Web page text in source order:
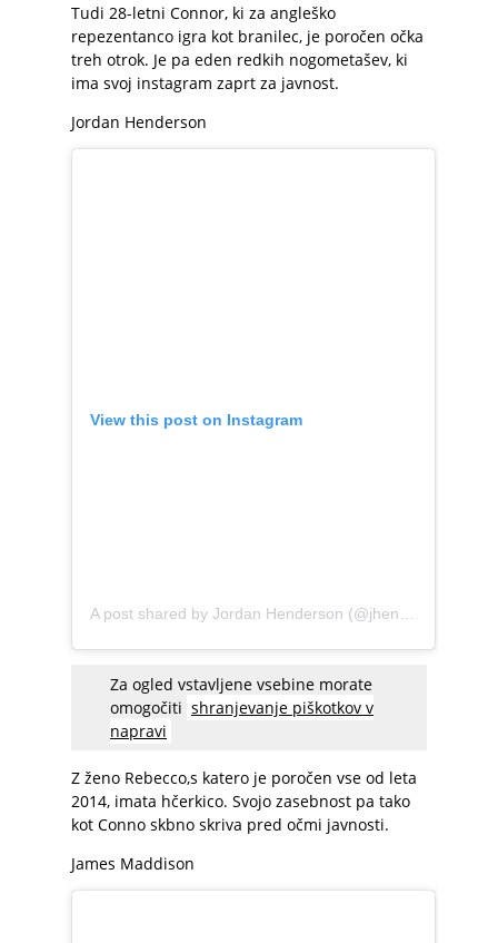
Tudi 28-letni Connor, ki za angleško
repezentanco igra kot branilec, je poročen očka
treh otrok. Je pa eden redkih nogometašev, ki
ima svoj instagram zaprt za javnost.
Jordan Henderson
View this post on Instagram
Za ogled vstavljene vsebine morate
omogočiti shranjevanje piškotkov v
napravi
Z ženo Rebecco,s katero je poročen vse od leta
2014, imata hčerkico. Svojo zasebnost pa tako
kot Conno skbno skriva pred očmi javnosti.
James Maddison